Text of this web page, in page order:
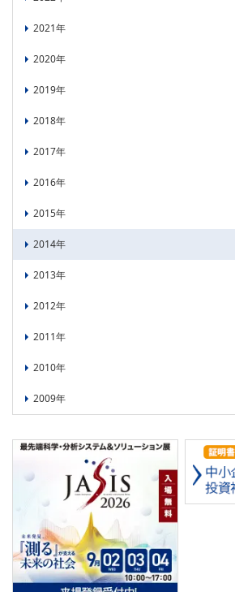
2021年
2020年
2019年
2018年
2017年
2016年
2015年
2014年
2013年
2012年
2011年
2010年
2009年